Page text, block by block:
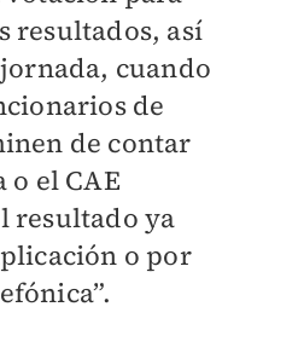
resultados, así
cuando
de
de contar
o el CAE
resultado ya
o por